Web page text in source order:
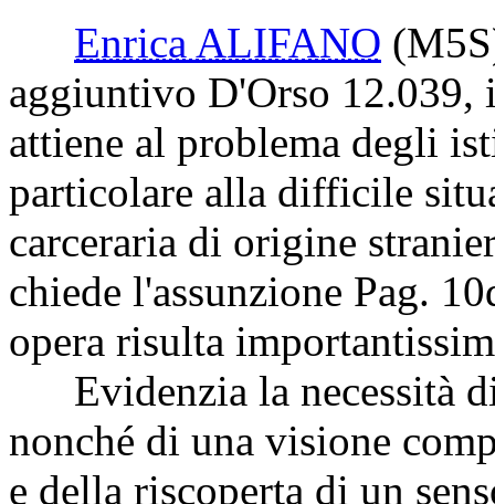
Enrica ALIFANO
aggiuntivo D'Orso 12.039,
attiene al problema degli
particolare alla difficile
carceraria di origine
chiede l'assunzione Pag. 10
opera risulta
Evidenzia la necessità
nonché di una visione
e della riscoperta di un